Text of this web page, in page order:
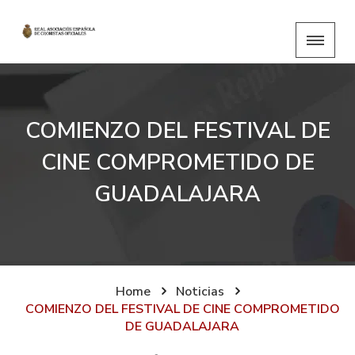
COMIENZO DEL FESTIVAL DE
CINE COMPROMETIDO DE
GUADALAJARA
Home
Noticias
COMIENZO DEL FESTIVAL DE CINE COMPROMETIDO
DE GUADALAJARA